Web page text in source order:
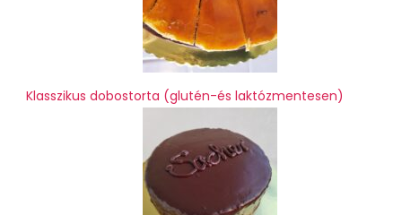
Klasszikus dobostorta (glutén-és laktózmentesen)